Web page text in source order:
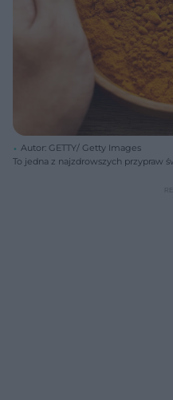
Autor: GETTY/ Getty Images
To jedna z najzdrowszych przypraw